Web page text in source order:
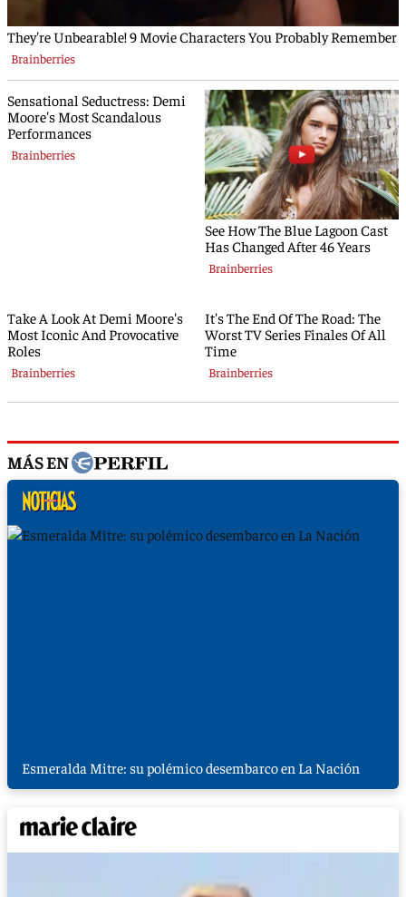
MÁS EN
Esmeralda Mitre: su polémico desembarco en La Nación